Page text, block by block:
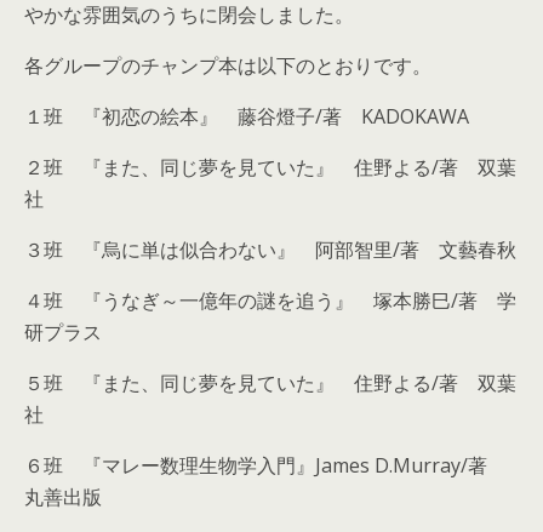
やかな雰囲気のうちに閉会しました。
各グループのチャンプ本は以下のとおりです。
１班 『初恋の絵本』 藤谷燈子/著 KADOKAWA
２班 『また、同じ夢を見ていた』 住野よる/著 双葉
社
３班 『烏に単は似合わない』 阿部智里/著 文藝春秋
４班 『うなぎ～一億年の謎を追う』 塚本勝巳/著 学
研プラス
５班 『また、同じ夢を見ていた』 住野よる/著 双葉
社
６班 『マレー数理生物学入門』James D.Murray/著
丸善出版